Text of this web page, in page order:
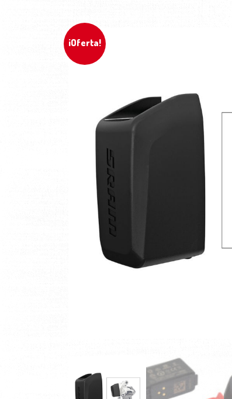
¡Oferta!